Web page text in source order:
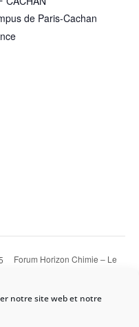
notre site web et notre
de Paris-Cachan
Forum Horizon Chimie – Le